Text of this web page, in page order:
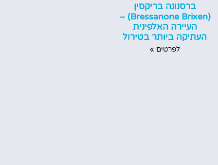
ברסנונה בריקסין
(Bressanone Brixen) –
העיירה האלפינית
העתיקה ביותר בטירול
לפרטים »